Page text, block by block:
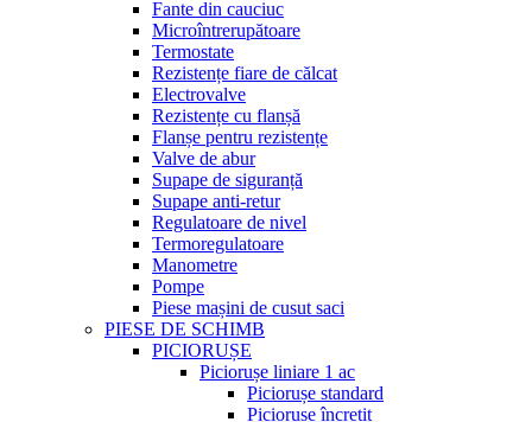
Fante din cauciuc
Microîntrerupătoare
Termostate
Rezistențe fiare de călcat
Electrovalve
Rezistențe cu flanșă
Flanșe pentru rezistențe
Valve de abur
Supape de siguranță
Supape anti-retur
Regulatoare de nivel
Termoregulatoare
Manometre
Pompe
Piese mașini de cusut saci
PIESE DE SCHIMB
PICIORUȘE
Piciorușe liniare 1 ac
Piciorușe standard
Piciorușe încrețit